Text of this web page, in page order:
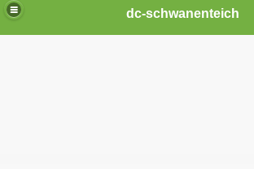
dc-schwanenteich